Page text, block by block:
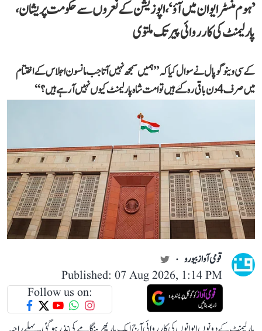
’ہوم منسٹر ایوان میں آؤ‘، اپوزیشن کے نعروں سے حکومت پریشان،
پارلیمنٹ کی کارروائی پیر تک ملتوی
کے سی وینوگوپال نے سوال کیا کہ ’’ہمیں سمجھ نہیں آتا جب مانسون اجلاس کے اختتام
میں صرف 4 دن باقی رہ گئے ہیں تو امت شاہ پارلیمنٹ کیوں نہیں آ رہے ہیں؟‘‘
قومی آواز بیورو
Published: 07 Aug 2026, 1:14 PM
Follow us on: